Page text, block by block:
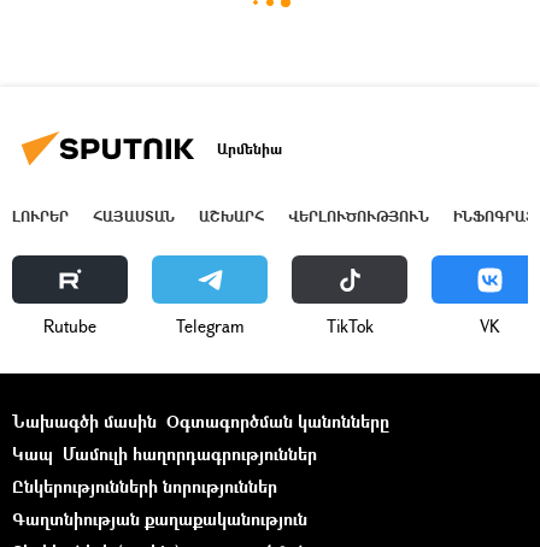
Արմենիա
ԼՈՒՐԵՐ ՀԱՅԱՍՏԱՆ ԱՇԽԱՐՀ ՎԵՐԼՈՒԾՈՒԹՅՈՒՆ
Rutube Telegram ТikТоk VK
Նախագծի մասին Օգտագործման կանոնները
Կապ Մամուլի հաղորդագրություններ
Ընկերությունների նորություններ
Գաղտնիության քաղաքականություն